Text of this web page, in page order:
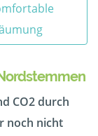
CO2 durch
noch nicht